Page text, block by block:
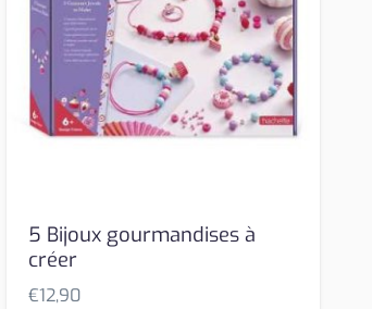
5 Bijoux gourmandises à
créer
€12,90